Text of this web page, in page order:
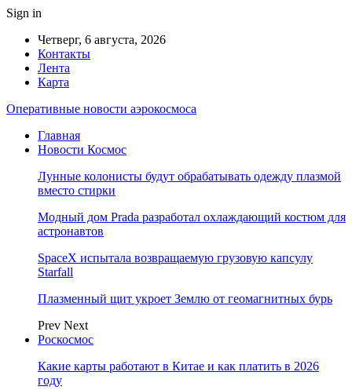
Sign in
Четверг, 6 августа, 2026
Контакты
Лента
Карта
Оперативные новости аэрокосмоса
Главная
Новости Космос
Лунные колонисты будут обрабатывать одежду плазмой
вместо стирки
Модный дом Prada разработал охлаждающий костюм для
астронавтов
SpaceX испытала возвращаемую грузовую капсулу
Starfall
Плазменный щит укроет Землю от геомагнитных бурь
Prev Next
Роскосмос
Какие карты работают в Китае и как платить в 2026
году